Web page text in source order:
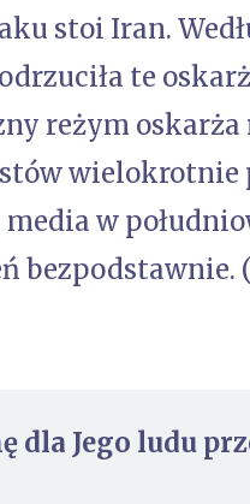
stoi Iran.
te
reżym
wielokrotnie
w
bezpodstawnie.
dla Jego ludu